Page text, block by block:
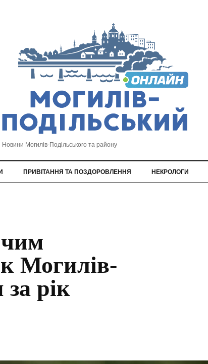
Новини Могилів-Подільського та району
ПРИВІТАННЯ ТА ПОЗДОРОВЛЕННЯ НЕКРОЛОГИ
Могилів-
рік